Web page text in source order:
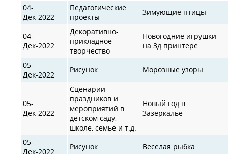
04-
Дек-2022
Педагогические
проекты
Зимующие птицы
04-
Дек-2022
Декоративно-
прикладное
творчество
Новогодние игрушки
на 3д принтере
05-
Дек-2022
Рисунок Морозные узоры
05-
Дек-2022
Сценарии
праздников и
мероприятий в
детском саду,
школе, семье и т.д.
Новый год в
Зазеркалье
05-
Дек-2022
Рисунок Веселая рыбка